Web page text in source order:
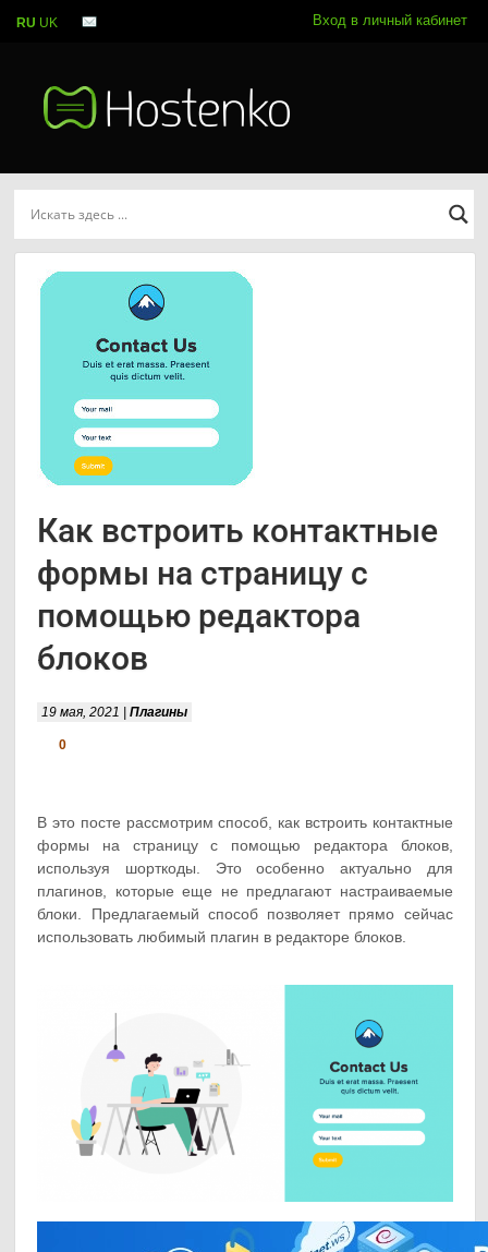
Вход в личный кабинет
Как встроить контактные
формы на страницу с
помощью редактора
блоков
19 мая, 2021 |Плагины
0
В это посте рассмотрим способ, как встроить контактные
формы на страницу с помощью редактора блоков,
используя шорткоды. Это особенно актуально для
плагинов, которые еще не предлагают настраиваемые
блоки. Предлагаемый способ позволяет прямо сейчас
использовать любимый плагин в редакторе блоков.
RU UK